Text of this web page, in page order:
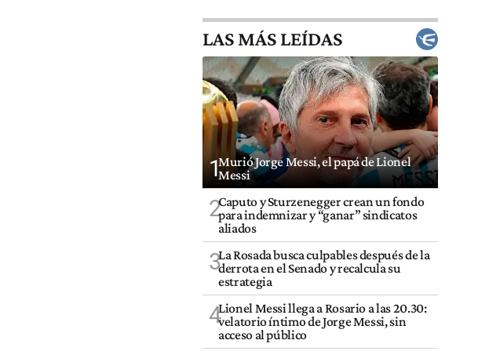
LAS MÁS LEÍDAS
1Murió Jorge Messi, el papá de Lionel
Messi
2Caputo y Sturzenegger crean un fondo
para indemnizar y “ganar” sindicatos
aliados
3La Rosada busca culpables después de la
derrota en el Senado y recalcula su
estrategia
4Lionel Messi llega a Rosario a las 20.30:
velatorio íntimo de Jorge Messi, sin
acceso al público